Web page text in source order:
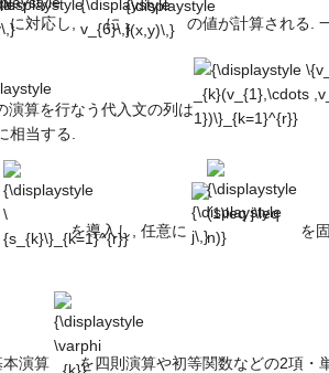
に対応し,
に
の値が計算される.
演算を行なう代入文の列は
{v_{k}=\varphi
_{k}
(v_{1},\cdots
1})\}_{k=1}^{r}}
相当する.
{\displaystyle \
{s_{k}\}_{k=1}^{r}}
を導入し, 任意に
{\displaystyle
j\,}
{\displaystyle
(1\leq j\leq
n)}
を
演算 を四則演算や初等関数などの2項・